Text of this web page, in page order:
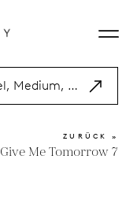
ZURÜCK »
Give Me Tomorrow 7